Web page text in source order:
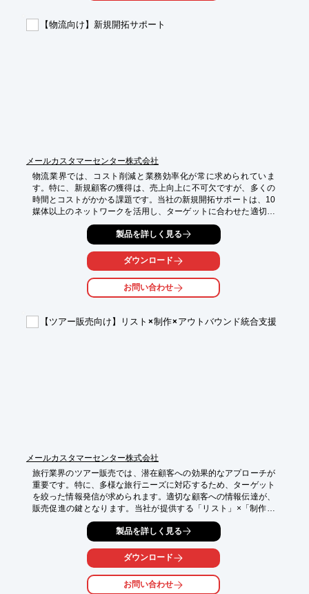
・セミナーやイベントへの集客
【物流向け】新規開拓サポート
メールカスタマーセンター株式会社
物流業界では、コスト削減と業務効率化が常に求められていま
す。特に、新規顧客の獲得は、売上向上に不可欠ですが、多くの
時間とコストがかかる課題です。当社の新規開拓サポートは、10
媒体以上のネットワークを活用し、ターゲットに合わせた適切な
出稿プランをご提案することで、この課題を解決します。
【活用シーン】
・倉庫管理システムの導入検討
・配送ルート最適化
・在庫管理の効率化
・費用対効果の高いマーケティング施策の実現
製品を詳しく見る
ダウンロード
お問い合わせ
【ツアー販売向け】リスト×制作×アウトバウンド統合支援
メールカスタマーセンター株式会社
旅行業界のツアー販売では、潜在顧客への効果的なアプローチが
重要です。特に、多様な旅行ニーズに対応するため、ターゲット
を絞った情報発信が求められます。適切な顧客への情報伝達が、
販売促進の鍵となります。当社が提供する「リスト」×「制作」
×「アウトバウンド」統合支援は、貴社のツアー販売を強力にサ
【活用シーン】
・新規顧客開拓
・既存顧客へのアップセル・クロスセル
・季節限定ツアーの告知
製品を詳しく見る
ダウンロード
お問い合わせ